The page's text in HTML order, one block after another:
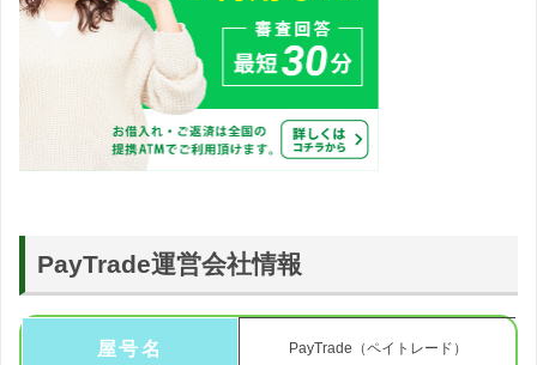
PayTrade運営会社情報
屋号名 PayTrade（ペイトレード）